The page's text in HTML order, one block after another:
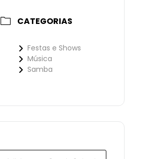
CATEGORIAS
Festas e Shows
Música
Samba